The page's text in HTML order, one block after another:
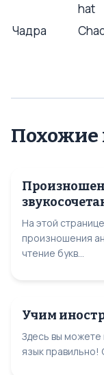
hat
Чадра
Похожие
На этой
произношения
чтение букв...
Учим
Здесь вы можете
язык правильно!